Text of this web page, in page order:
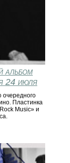
альбом
24 июля
очередного
Пластинка
Music» и